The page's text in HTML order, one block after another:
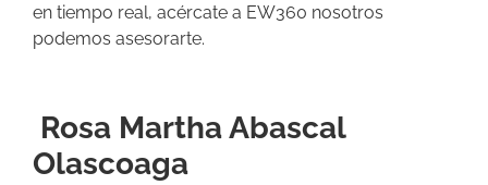
en tiempo real, acércate a EW360 nosotros
podemos asesorarte.
Rosa Martha Abascal
Olascoaga